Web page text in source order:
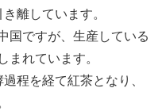
離しています。
国ですが、生産している
まれています。
程を経て紅茶となり、